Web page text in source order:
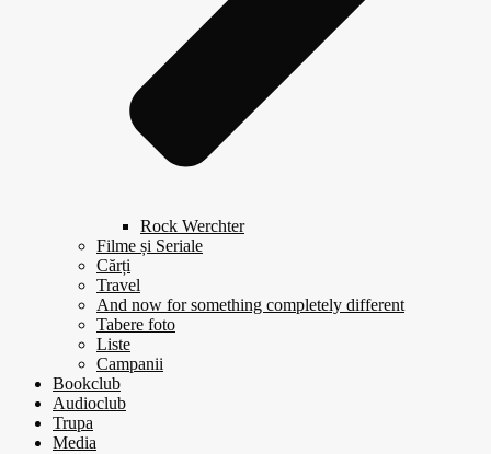
Rock Werchter
Filme și Seriale
Cărți
Travel
And now for something completely different
Tabere foto
Liste
Campanii
Bookclub
Audioclub
Trupa
Media